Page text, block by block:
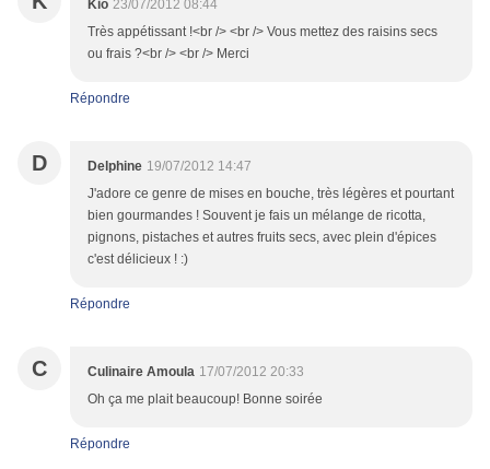
Kio 23/07/2012 08:44
Très appétissant !<br /> <br /> Vous mettez des raisins secs
ou frais ?<br /> <br /> Merci
Répondre
D Delphine 19/07/2012 14:47
J'adore ce genre de mises en bouche, très légères et pourtant
bien gourmandes ! Souvent je fais un mélange de ricotta,
pignons, pistaches et autres fruits secs, avec plein d'épices
c'est délicieux ! :)
Répondre
C Culinaire Amoula 17/07/2012 20:33
Oh ça me plait beaucoup! Bonne soirée
Répondre